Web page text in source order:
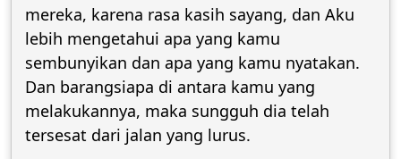
mereka, karena rasa kasih sayang, dan Aku
lebih mengetahui apa yang kamu
sembunyikan dan apa yang kamu nyatakan.
Dan barangsiapa di antara kamu yang
melakukannya, maka sungguh dia telah
tersesat dari jalan yang lurus.